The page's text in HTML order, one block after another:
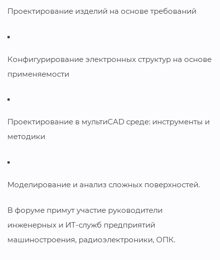
Проектирование изделий на основе требований
Конфигурирование электронных структур на основе
применяемости
Проектирование в мультиCAD среде: инструменты и
методики
Моделирование и анализ сложных поверхностей.
В форуме примут участие руководители
инженерных и ИТ-служб предприятий
машиностроения, радиоэлектроники, ОПК.